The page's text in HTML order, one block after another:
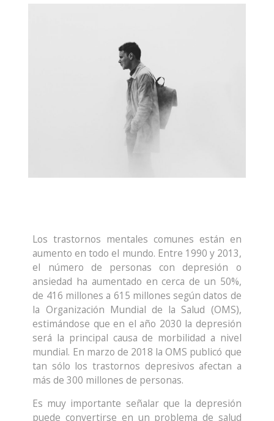
Los trastornos mentales comunes están en
aumento en todo el mundo. Entre 1990 y 2013,
el número de personas con depresión o
ansiedad ha aumentado en cerca de un 50%,
de 416 millones a 615 millones según datos de
la Organización Mundial de la Salud (OMS),
estimándose que en el año 2030 la depresión
será la principal causa de morbilidad a nivel
mundial. En marzo de 2018 la OMS publicó que
tan sólo los trastornos depresivos afectan a
más de 300 millones de personas.
Es muy importante señalar que la depresión
puede convertirse en un problema de salud